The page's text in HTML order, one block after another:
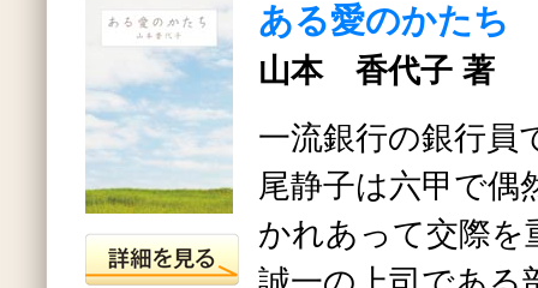
ある愛のかたち
山本 香代子 著
一流銀行の銀行員
尾静子は六甲で偶
かれあって交際を